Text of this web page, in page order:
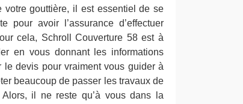
votre gouttière, il est essentiel de se
pour avoir l’assurance d’effectuer
cela, Schroll Couverture 58 est à
en vous donnant les informations
le devis pour vraiment vous guider à
beaucoup de passer les travaux de
il ne reste qu’à vous dans la